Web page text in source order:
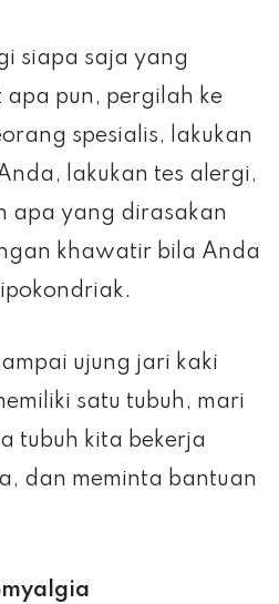
siapa saja yang
pun, pergilah ke
spesialis, lakukan
lakukan tes alergi,
apa yang dirasakan
khawatir bila Anda
ujung jari kaki
satu tubuh, mari
tubuh kita bekerja
dan meminta bantuan